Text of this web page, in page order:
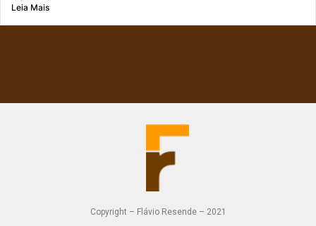
Leia Mais
Copyright – Flávio Resende – 2021